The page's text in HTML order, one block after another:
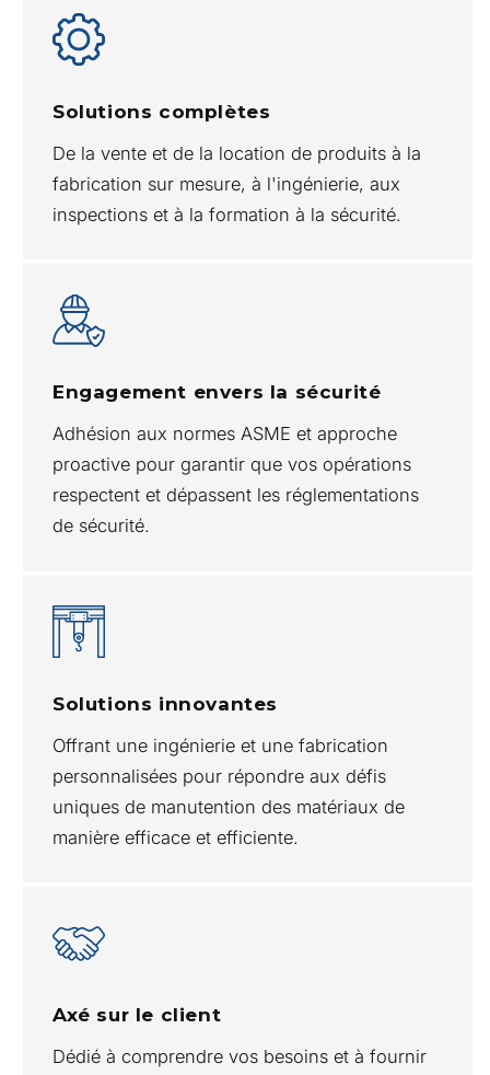
Solutions complètes
De la vente et de la location de produits à la
fabrication sur mesure, à l'ingénierie, aux
inspections et à la formation à la sécurité.
Engagement envers la sécurité
Adhésion aux normes ASME et approche
proactive pour garantir que vos opérations
respectent et dépassent les réglementations
de sécurité.
Solutions innovantes
Offrant une ingénierie et une fabrication
personnalisées pour répondre aux défis
uniques de manutention des matériaux de
manière efficace et efficiente.
Axé sur le client
Dédié à comprendre vos besoins et à fournir